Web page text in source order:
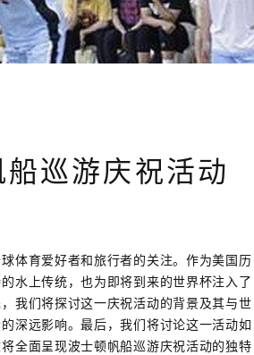
巡游庆祝活动
体育爱好者和旅行者的关注。作为美国历
水上传统，也为即将到来的世界杯注入了
我们将探讨这一庆祝活动的背景及其与世
深远影响。最后，我们将讨论这一活动如
全面呈现波士顿帆船巡游庆祝活动的独特